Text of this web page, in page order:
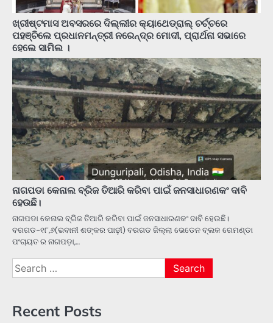
ଖ୍ରୀଷ୍ଟମାସ ଅବସରରେ ଦିଲ୍ଲୀର କ୍ୟାଥେଡ୍ରାଲ୍ ଚର୍ଚ୍ଚରେ
ପହଞ୍ଚିଲେ ପ୍ରଧାନମନ୍ତ୍ରୀ ନରେନ୍ଦ୍ର ମୋଦୀ, ପ୍ରାର୍ଥନା ସଭାରେ
ହେଲେ ସାମିଲ ।
ନାଗପଡା କେନାଲ ବ୍ରିଜ ତିଆରି କରିବା ପାଇଁ ଜନସାଧାରଣକଂ ଦାବି
ହେଉଛି।
ନାଗପଡା କେନାଲ ବ୍ରିଜ ତିଆରି କରିବା ପାଇଁ ଜନସାଧାରଣକଂ ଦାବି ହେଉଛି।
ବରଗଡ-୧୮,୬(ଭବାନୀ ଶଙ୍କର ପାଢ଼ୀ) ବରଗଡ ଜିଲ୍ଲା ଭେଡେନ ବ୍ଲକ ରେମଣ୍ଡା
ପଂଚାୟତ ର ନାଗପଡ଼ା,…
Search
for:
Recent Posts